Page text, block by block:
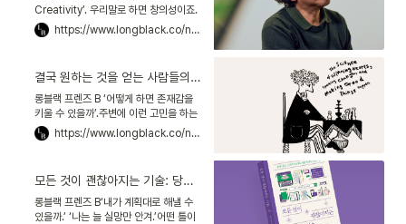
Creativity’. 우리말로 하면 창의성이죠.
그런데 인류가 이 단어를 사용한 지 100
년밖에 되지 않았다는 것, 아셨나요? 그
https://www.longblack.co/note/1022
결국 원하는 것을 얻는 사람들의 비밀 : No의 힘에 있다
롱블랙 프렌즈 B ‘어떻게 하면 존재감을
키울 수 있을까’.주변에 이런 고민을 하는
사람이 부쩍 늘었어요. 발표를 할 때도, 어
려운 부탁을 간신히 건넬 때도, 연봉 협상
https://www.longblack.co/note/1013
모든 것이 괜찮아지는 기술: 당신이란 이야기의 각본, 남이 쓰게 두실 건가요?
롱블랙 프렌즈 B‘내가 계획대로 해낼 수
있을까.’ ‘나는 늘 실망만 안겨.’어떤 틀이